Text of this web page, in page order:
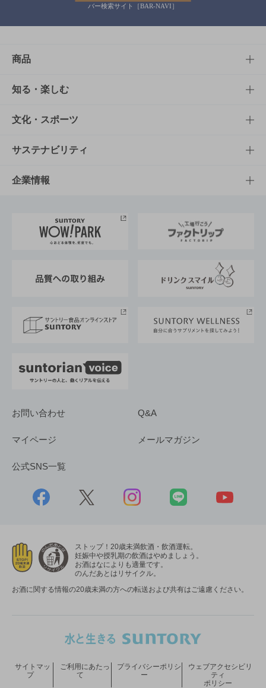
バー検索サイト［BAR-NAVI］
商品
商品TOP
商品一覧
商品発売情報
栄養成分一覧
知る・楽しむ
知る・楽しむTOP
キャンペーン
工場見学
地域情報
文化・スポーツ
文化・スポーツTOP
サントリーホール
サントリーサンバーズ大阪
サステナビリティ
サステナビリティTOP
サントリーが考えるサステナビリティ経営
企業情報
企業概要
採用情報
お問い合わせ Q&A
マイページ メールマガジン
公式SNS一覧
ストップ！20歳未満飲酒・飲酒運転。
妊娠中や授乳期の飲酒はやめましょう。
お酒はなによりも適量です。
のんだあとはリサイクル。
お酒に関する情報の20歳未満の方への転送および共有はご遠慮ください。
サイトマッ
プ
ご利用にあたっ
て
プライバシーポリシ
ー
ウェブアクセシビリ
ティ
ポリシー